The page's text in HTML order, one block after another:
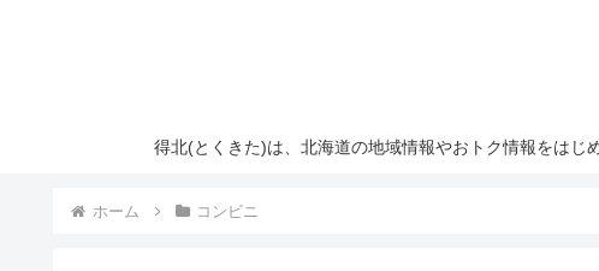
得北(とくきた)は、北海道の地域情報やおトク情報をはじ
ホーム コンビニ